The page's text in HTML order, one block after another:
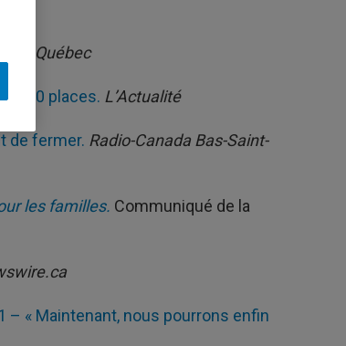
de Québec
000 places. L’Actualité
de fermer. Radio-Canada Bas-Saint-
les familles. Communiqué de la
– « Maintenant, nous pourrons enfin